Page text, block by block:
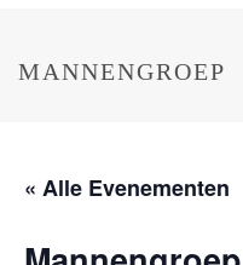
MANNENGROEP
« Alle Evenementen